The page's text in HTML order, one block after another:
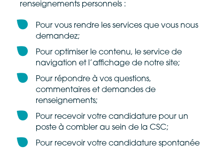
renseignements personnels :
Pour vous rendre les services que vous nous
demandez;
Pour optimiser le contenu, le service de
navigation et l’affichage de notre site;
Pour répondre à vos questions,
commentaires et demandes de
renseignements;
Pour recevoir votre candidature pour un
poste à combler au sein de la CSC;
Pour recevoir votre candidature spontanée